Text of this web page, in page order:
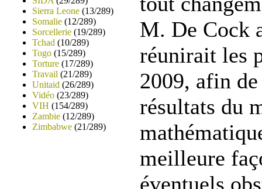
Sierra Leone (13/289)
Somalie (12/289)
Sorcellerie (19/289)
Tchad (10/289)
Togo (15/289)
Torture (17/289)
Travail (21/289)
Unitaid (26/289)
Vidéo (23/289)
VIH (154/289)
Zambie (12/289)
Zimbabwe (21/289)
M. De Cock
réunirait les
2009, afin
résultats du
meilleure
éventuels